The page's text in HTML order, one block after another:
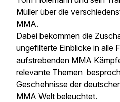
Müller über die
MMA.
Dabei bekommen die
ungefilterte Einblicke in alle
aufstrebenden MMA
relevante Themen
Geschehnisse der
MMA Welt beleuchtet.